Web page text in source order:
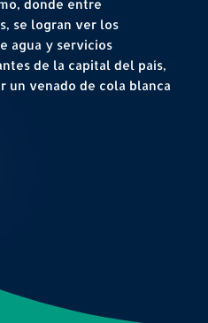
donde entre
se logran ver los
agua y servicios
de la capital del país,
un venado de cola blanca